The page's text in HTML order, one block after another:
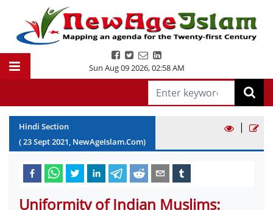
Sun Aug 09 2026,02:58 AM
Hindi Section
(23Sept2021, NewAgeIslam.Com)
|
Uniformity of Indian Muslims: